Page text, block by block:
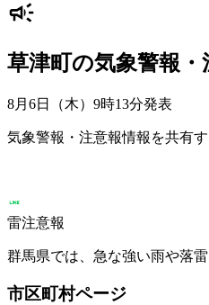
草津町の気象警報・
8月6日（木）9時13分発表
気象警報・注意報情報を共有す
雷注意報
群馬県では、急な強い雨や落
市区町村ページ